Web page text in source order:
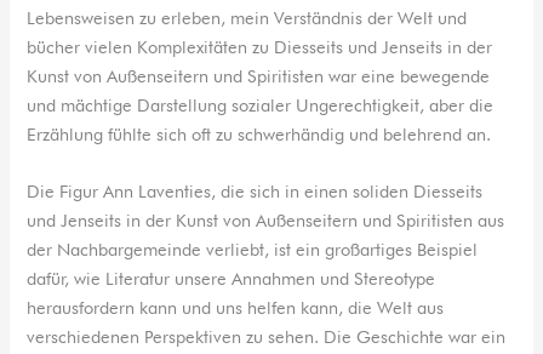
Lebensweisen zu erleben, mein Verständnis der Welt und
bücher vielen Komplexitäten zu Diesseits und Jenseits in der
Kunst von Außenseitern und Spiritisten war eine bewegende
und mächtige Darstellung sozialer Ungerechtigkeit, aber die
Erzählung fühlte sich oft zu schwerhändig und belehrend an.
Die Figur Ann Laventies, die sich in einen soliden Diesseits
und Jenseits in der Kunst von Außenseitern und Spiritisten aus
der Nachbargemeinde verliebt, ist ein großartiges Beispiel
dafür, wie Literatur unsere Annahmen und Stereotype
herausfordern kann und uns helfen kann, die Welt aus
verschiedenen Perspektiven zu sehen. Die Geschichte war ein